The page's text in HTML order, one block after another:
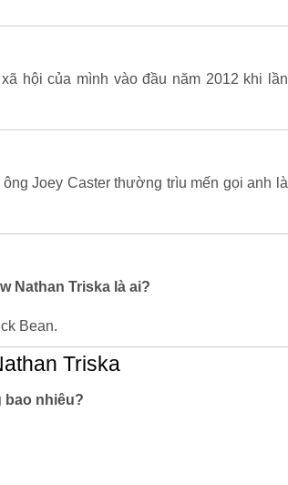
hội của mình vào đầu năm 2012 khi lần
Joey Caster thường trìu mến gọi anh là
Nathan Triska là ai?
Bean.
Triska
bao nhiêu?